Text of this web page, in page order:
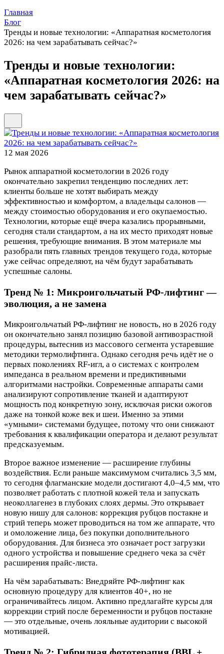
Главная
Блог
Тренды и новые технологии: «Аппаратная косметология
2026: на чем зарабатывать сейчас?»
Тренды и новые технологии:
«Аппаратная косметология 2026: на
чем зарабатывать сейчас?»
12 мая 2026
Рынок аппаратной косметологии в 2026 году
окончательно закрепил тенденцию последних лет:
клиенты больше не хотят выбирать между
эффективностью и комфортом, а владельцы салонов —
между стоимостью оборудования и его окупаемостью.
Технологии, которые ещё вчера казались прорывными,
сегодня стали стандартом, а на их место приходят новые
решения, требующие внимания. В этом материале мы
разобрали пять главных трендов текущего года, которые
уже сейчас определяют, на чём будут зарабатывать
успешные салоны.
Тренд № 1: Микроигольчатый РФ-лифтинг —
эволюция, а не замена
Микроигольчатый РФ-лифтинг не новость, но в 2026 году
он окончательно занял позицию базовой антивозрастной
процедуры, вытеснив из массового сегмента устаревшие
методики термолифтинга. Однако сегодня речь идёт не о
первых поколениях RF-игл, а о системах с контролем
импеданса в реальном времени и предиктивными
алгоритмами настройки. Современные аппараты сами
анализируют сопротивление тканей и адаптируют
мощность под конкретную зону, исключая риски ожогов
даже на тонкой коже век и шеи. Именно за этими
«умными» системами будущее, потому что они снижают
требования к квалификации оператора и делают результат
предсказуемым.
Второе важное изменение — расширение глубины
воздействия. Если раньше максимумом считались 3,5 мм,
то сегодня флагманские модели достигают 4,0–4,5 мм, что
позволяет работать с плотной кожей тела и запускать
неоколлагенез в глубоких слоях дермы. Это открывает
новую нишу для салонов: коррекция рубцов постакне и
стрий теперь может проводиться на том же аппарате, что
и омоложение лица, без покупки дополнительного
оборудования. Для бизнеса это означает рост загрузки
одного устройства и повышение среднего чека за счёт
расширения прайс-листа.
На чём зарабатывать: Внедряйте РФ-лифтинг как
основную процедуру для клиентов 40+, но не
ограничивайтесь лицом. Активно предлагайте курсы для
коррекции стрий после беременности и рубцов постакне
— это отдельные, очень лояльные аудитории с высокой
мотивацией.